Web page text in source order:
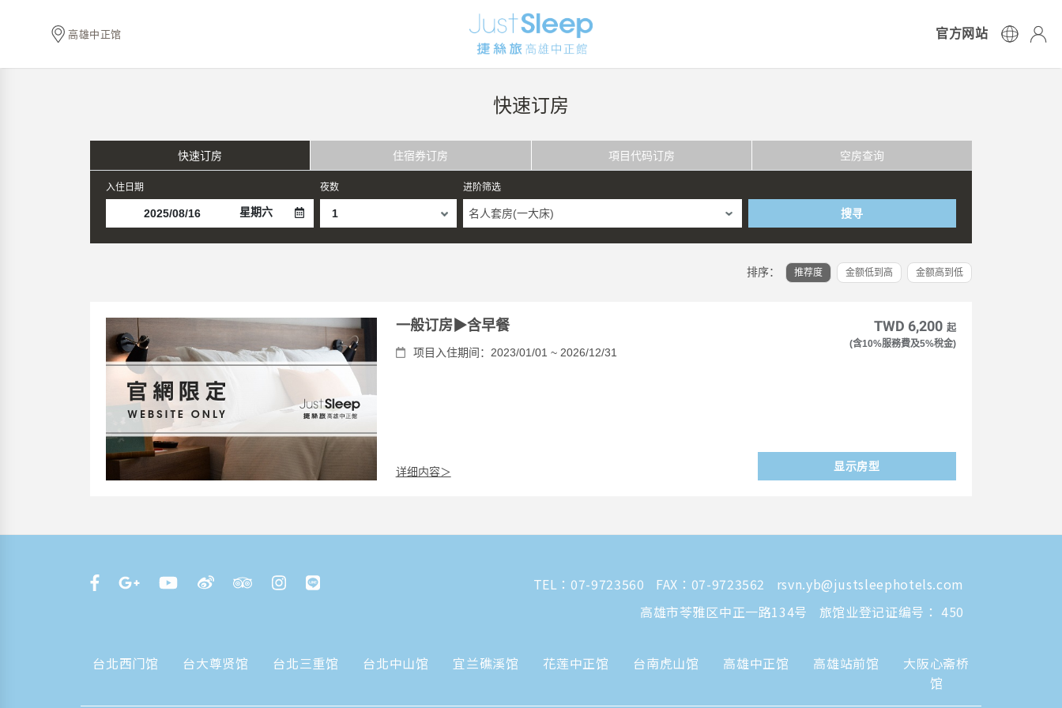
高雄中正馆 官方网站
快速订房
快速订房 住宿券订房 項目代码订房 空房查询
入住日期
星期六
夜数 进阶筛选
名人套房(一大床) 搜寻
排序： 推荐度 金额低到高 金额高到低
一般订房▶含早餐
项目入住期间：2023/01/01 ~ 2026/12/31
详细内容＞
TWD 6,200 起
(含10%服務費及5%稅金)
显示房型
TEL： 07-9723560 FAX：07-9723562
rsvn.yb@justsleephotels.com
高雄市苓雅区中正一路134号
旅馆业登记证编号： 450
台北西门馆 台大尊贤馆 台北三重馆 台北中山馆 宜兰礁溪馆 花莲中正馆 台南虎山馆 高雄中正馆 高雄站前馆
大阪心斋桥
馆